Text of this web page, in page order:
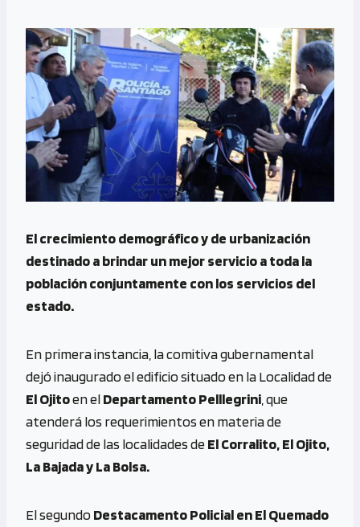
El crecimiento demográfico y de urbanización
destinado a brindar un mejor servicio a toda la
población conjuntamente con los servicios del
estado.
En primera instancia, la comitiva gubernamental
dejó inaugurado el edificio situado en la Localidad de
El Ojitoen elDepartamento Pelllegrini , que
atenderá los requerimientos en materia de
seguridad de las localidades deEl Corralito, El Ojito,
La Bajada y La Bolsa.
El segundoDestacamentoPolicialen El Quemado